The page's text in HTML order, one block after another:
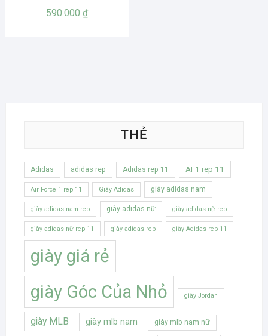
590.000₫
THẺ
Adidas adidas rep Adidas rep 11 AF1 rep 11
Air Force 1 rep 11 Giày Adidas giày adidas nam
giày adidas nam rep giày adidas nữ giày adidas nữ rep
giày adidas nữ rep 11 giày adidas rep giày Adidas rep 11
giày giá rẻ
giày Góc Của Nhỏ
giày Jordan
giày MLB giày mlb nam giày mlb nam nữ